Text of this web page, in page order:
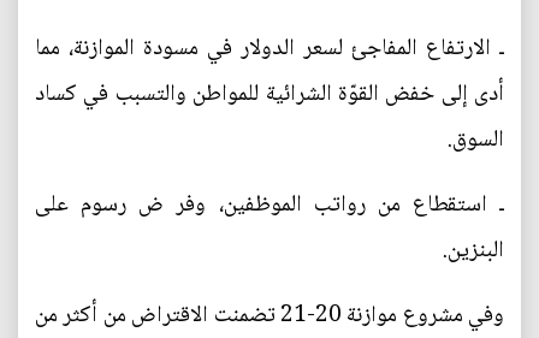
ـ الارتفاع المفاجئ لسعر الدولار في مسودة الموازنة، مما
أدى إلى خفض القوّة الشرائية للمواطن والتسبب في كساد
السوق.
ـ استقطاع من رواتب الموظفين، وفر ض رسوم على
البنزين.
وفي مشروع موازنة 20-21 تضمنت الاقتراض من أكثر من